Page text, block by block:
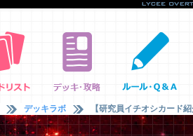
デッキラボ 【研究員イチオシカード